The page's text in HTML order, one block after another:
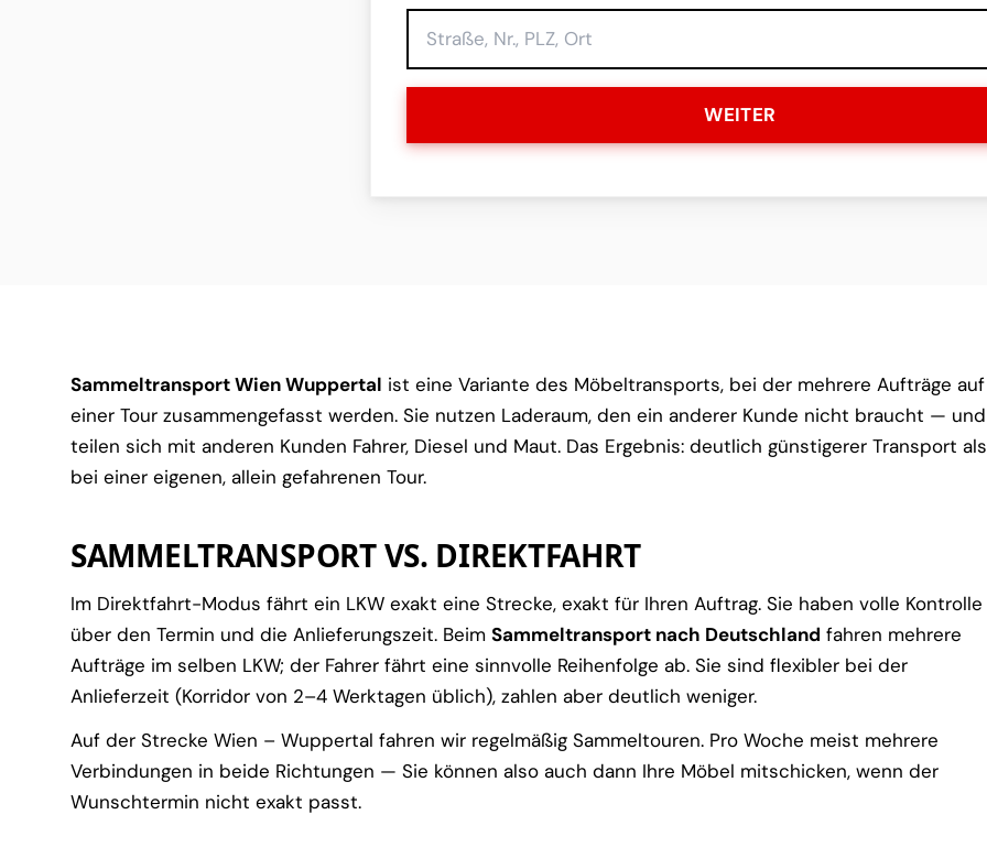
WEITER
Sammeltransport Wien Wuppertal ist eine Variante des Möbeltransports, bei der mehrere Aufträge auf
einer Tour zusammengefasst werden. Sie nutzen Laderaum, den ein anderer Kunde nicht braucht — und
teilen sich mit anderen Kunden Fahrer, Diesel und Maut. Das Ergebnis: deutlich günstigerer Transport als
bei einer eigenen, allein gefahrenen Tour.
SAMMELTRANSPORT VS. DIREKTFAHRT
Im Direktfahrt-Modus fährt ein LKW exakt eine Strecke, exakt für Ihren Auftrag. Sie haben volle Kontrolle
über den Termin und die Anlieferungszeit. Beim Sammeltransport nach Deutschland fahren mehrere
Aufträge im selben LKW; der Fahrer fährt eine sinnvolle Reihenfolge ab. Sie sind flexibler bei der
Anlieferzeit (Korridor von 2–4 Werktagen üblich), zahlen aber deutlich weniger.
Auf der Strecke Wien – Wuppertal fahren wir regelmäßig Sammeltouren. Pro Woche meist mehrere
Verbindungen in beide Richtungen — Sie können also auch dann Ihre Möbel mitschicken, wenn der
Wunschtermin nicht exakt passt.